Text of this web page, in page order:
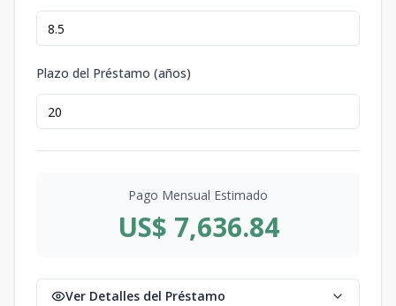
Plazo del Préstamo (años)
Pago Mensual Estimado
US$ 7,636.84
Ver Detalles del Préstamo